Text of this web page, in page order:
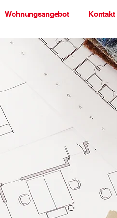
Wohnungsangebot Kontakt